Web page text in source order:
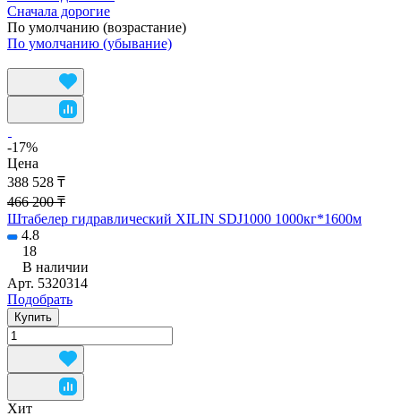
Сначала дорогие
По умолчанию (возрастание)
По умолчанию (убывание)
-17%
Цена
388 528 ₸
466 200 ₸
Штабелер гидравлический XILIN SDJ1000 1000кг*1600м
4.8
18
В наличии
Арт. 5320314
Подобрать
Купить
Хит